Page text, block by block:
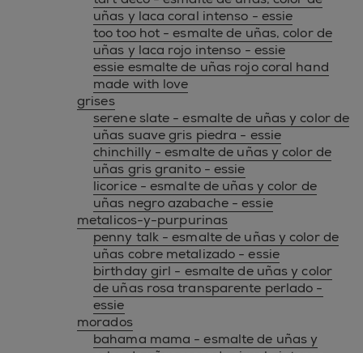
uñas y laca coral intenso - essie
too too hot - esmalte de uñas, color de
uñas y laca rojo intenso - essie
essie esmalte de uñas rojo coral hand
made with love
grises
serene slate - esmalte de uñas y color de
uñas suave gris piedra - essie
chinchilly - esmalte de uñas y color de
uñas gris granito - essie
licorice - esmalte de uñas y color de
uñas negro azabache - essie
metalicos-y-purpurinas
penny talk - esmalte de uñas y color de
uñas cobre metalizado - essie
birthday girl - esmalte de uñas y color
de uñas rosa transparente perlado -
essie
morados
bahama mama - esmalte de uñas y